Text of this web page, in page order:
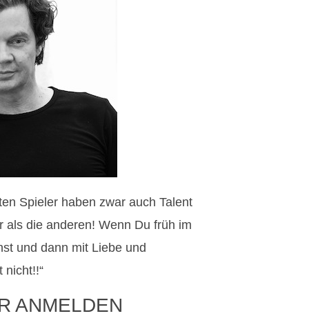
Spieler haben zwar auch Talent
als die anderen! Wenn Du früh im
und dann mit Liebe und
ANMELDEN